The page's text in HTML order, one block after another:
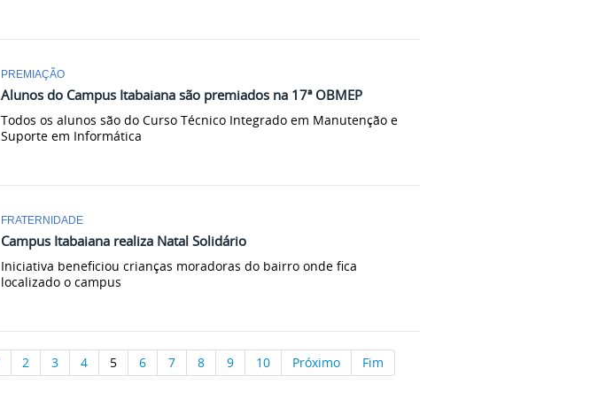
PREMIAÇÃO
Alunos do Campus Itabaiana são premiados na 17ª OBMEP
Todos os alunos são do Curso Técnico Integrado em Manutenção e
Suporte em Informática
FRATERNIDADE
Campus Itabaiana realiza Natal Solidário
Iniciativa beneficiou crianças moradoras do bairro onde fica
localizado o campus
2 3 4 5 6 7 8 9 10 Próximo Fim